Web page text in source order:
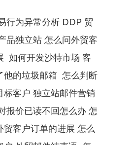
行为异常分析 DDP 贸
品独立站 怎么问外贸客
如何开发沙特市场 客
他的垃圾邮箱  怎么判断
标客户 独立站邮件营销
报价已读不回怎么办 怎
贸客户订单的进展 怎么